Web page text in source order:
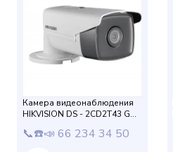
Камера видеонаблюдения
HIKVISION DS - 2CD2T43 GO-
📞☎️📣 66 234 34 50